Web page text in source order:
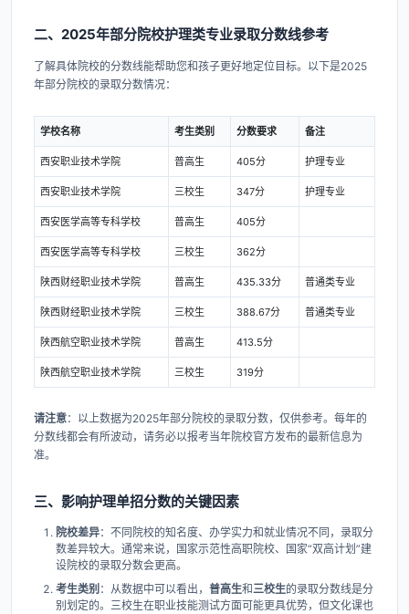
二、2025年部分院校护理类专业录取分数线参考
了解具体院校的分数线能帮助您和孩子更好地定位目标。以下是2025
年部分院校的录取分数情况：
学校名称 考生类别 分数要求 备注
西安职业技术学院 普高生 405分 护理专业
西安职业技术学院 三校生 347分 护理专业
西安医学高等专科学校 普高生 405分
西安医学高等专科学校 三校生 362分
陕西财经职业技术学院 普高生 435.33分 普通类专业
陕西财经职业技术学院 三校生 388.67分 普通类专业
陕西航空职业技术学院 普高生 413.5分
陕西航空职业技术学院 三校生 319分
请注意​：以上数据为2025年部分院校的录取分数，仅供参考。每年的
分数线都会有所波动，请务必以报考当年院校官方发布的最新信息为
准。
三、影响护理单招分数的关键因素
院校差异​：不同院校的知名度、办学实力和就业情况不同，录取分
数差异较大。通常来说，国家示范性高职院校、国家“双高计划”建
设院校的录取分数会更高。
考生类别 ​：从数据中可以看出，​ 普高生和三校生的录取分数线是分
别划定的。三校生在职业技能测试方面可能更具优势，但文化课也